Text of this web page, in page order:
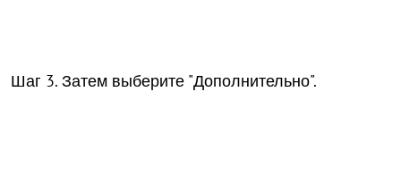
Шаг 3. Затем выберите "Дополнительно".